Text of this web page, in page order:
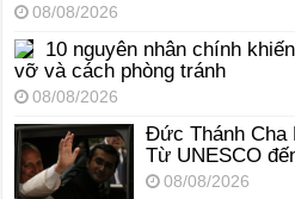
08/08/2026
10 nguyên nhân chính
vỡ và cách phòng tránh
08/08/2026
Đức Thánh Cha
Từ UNESCO
08/08/2026